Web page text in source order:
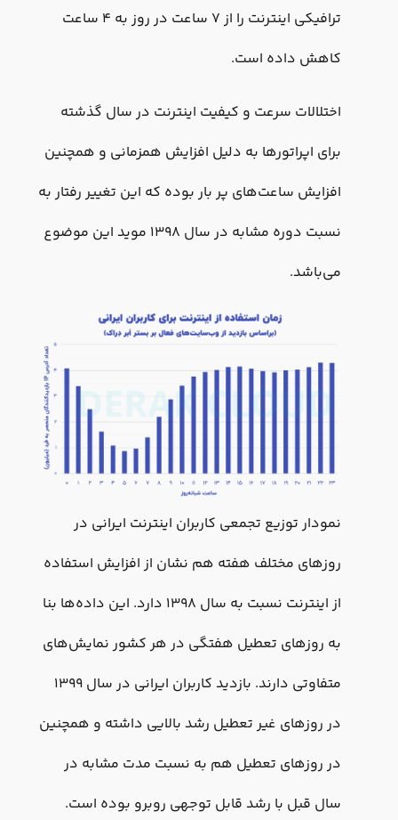
ترافیکی اینترنت را از ۷ ساعت در روز به ۴ ساعت
کاهش داده است.
اختلالات سرعت و کیفیت اینترنت در سال گذشته
برای اپراتورها به دلیل افزایش همزمانی و همچنین
افزایش ساعت‌های پر بار بوده که این تغییر رفتار به
نسبت دوره مشابه در سال ۱۳۹۸ موید این موضوع
می‌باشد.
نمودار توزیع تجمعی کاربران اینترنت ایرانی در
روزهای مختلف هفته هم نشان از افزایش استفاده
از اینترنت نسبت به سال ۱۳۹۸ دارد. این داده‌ها بنا
به روزهای تعطیل هفتگی در هر کشور نمایش‌های
متفاوتی دارند. بازدید کاربران ایرانی در سال ۱۳۹۹
در روزهای غیر تعطیل رشد بالایی داشته و همچنین
در روزهای تعطیل هم به نسبت مدت مشابه در
سال قبل با رشد قابل توجهی روبرو بوده است.